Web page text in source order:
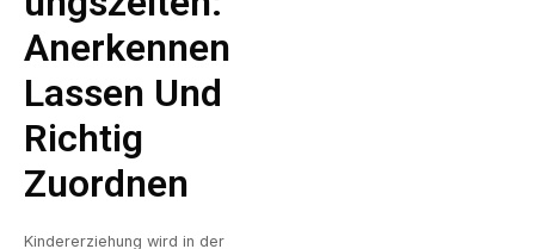
Anerkennen
Lassen Und
Richtig
Zuordnen
Kindererziehung wird in der